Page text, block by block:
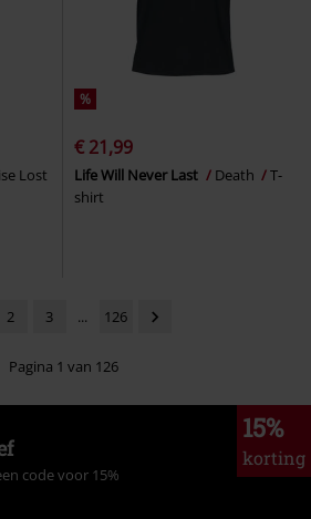
Lost
%
€ 21,99
Life Will Never Last Death
T-
shirt
2 3 ... 126
Pagina 1 van 126
15%
korting
code voor 15%